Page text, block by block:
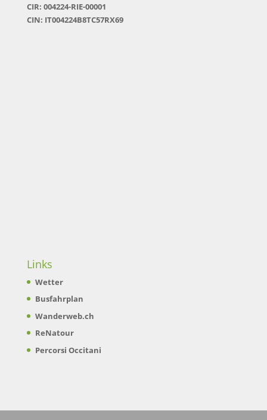
CIR: 004224-RIE-00001
CIN: IT004224B8TC57RX69
Links
Wetter
Busfahrplan
Wanderweb.ch
ReNatour
Percorsi Occitani